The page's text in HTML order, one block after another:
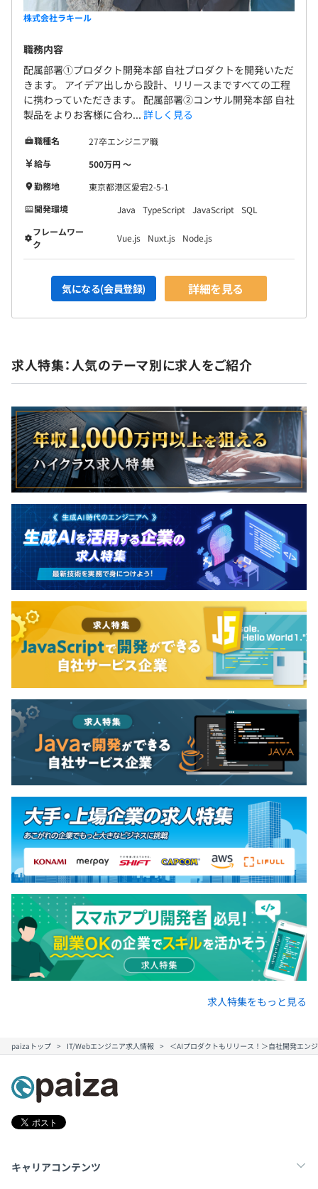
株式会社ラキール
職務内容
配属部署①プロダクト開発本部 自社プロダクトを開発いただ
きます。 アイデア出しから設計、リリースまですべての工程
に携わっていただきます。 配属部署②コンサル開発本部 自社
製品をよりお客様に合わ... 詳しく見る
職種名
27卒エンジニア職
給与
500万円 〜
勤務地
東京都港区愛宕2-5-1
開発環境
Java TypeScript JavaScript
SQL
フレームワー
ク
Vue.js Nuxt.js Node.js
気になる(会員登録) 詳細を見る
求人特集：人気のテーマ別に求人をご紹介
求人特集をもっと見る
paizaトップ IT/Webエンジニア求人情報 ＜AIプロダクトもリリース！＞自社開発エ
キャリアコンテンツ